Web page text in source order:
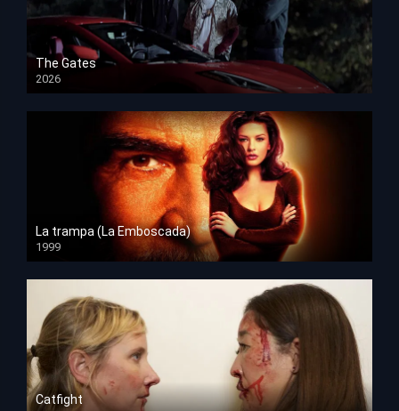
The Gates
2026
HD 1080p
La trampa (La Emboscada)
1999
HD 1080p
Catfight